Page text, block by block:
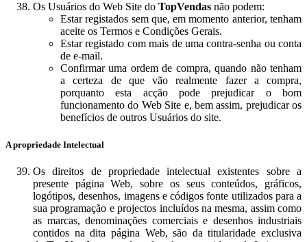
Os Usuários do Web Site do TopVendas não podem:
Estar registados sem que, em momento anterior, tenham
aceite os Termos e Condições Gerais.
Estar registado com mais de uma contra-senha ou conta
de e-mail.
Confirmar uma ordem de compra, quando não tenham
a certeza de que vão realmente fazer a compra,
porquanto esta acção pode prejudicar o bom
funcionamento do Web Site e, bem assim, prejudicar os
benefícios de outros Usuários do site.
A propriedade Intelectual
Os direitos de propriedade intelectual existentes sobre a
presente página Web, sobre os seus conteúdos, gráficos,
logótipos, desenhos, imagens e códigos fonte utilizados para a
sua programação e projectos incluídos na mesma, assim como
as marcas, denominações comerciais e desenhos industriais
contidos na dita página Web, são da titularidade exclusiva